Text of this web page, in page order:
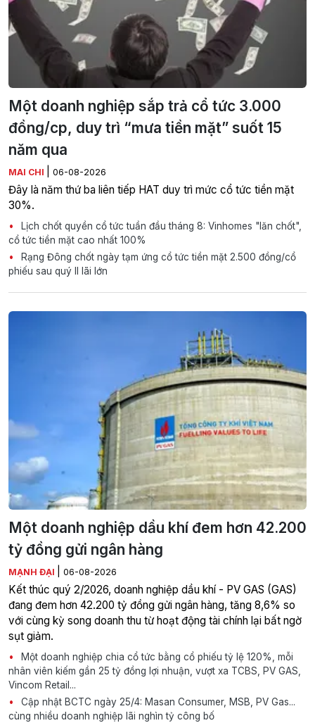
Một doanh nghiệp sắp trả cổ tức 3.000
đồng/cp, duy trì “mưa tiền mặt” suốt 15
năm qua
MAI CHI 06-08-2026
Đây là năm thứ ba liên tiếp HAT duy trì mức cổ tức tiền mặt
30%.
Lịch chốt quyền cổ tức tuần đầu tháng 8: Vinhomes "lăn chốt",
cổ tức tiền mặt cao nhất 100%
Rạng Đông chốt ngày tạm ứng cổ tức tiền mặt 2.500 đồng/cổ
phiếu sau quý II lãi lớn
Một doanh nghiệp dầu khí đem hơn 42.200
tỷ đồng gửi ngân hàng
MẠNH ĐẠI 06-08-2026
Kết thúc quý 2/2026, doanh nghiệp dầu khí - PV GAS (GAS)
đang đem hơn 42.200 tỷ đồng gửi ngân hàng, tăng 8,6% so
với cùng kỳ song doanh thu từ hoạt động tài chính lại bất ngờ
sụt giảm.
Một doanh nghiệp chia cổ tức bằng cổ phiếu tỷ lệ 120%, mỗi
nhân viên kiếm gần 25 tỷ đồng lợi nhuận, vượt xa TCBS, PV GAS,
Vincom Retail...
Cập nhật BCTC ngày 25/4: Masan Consumer, MSB, PV Gas...
cùng nhiều doanh nghiệp lãi nghìn tỷ công bố